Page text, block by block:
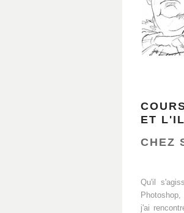
ET
CHEZ
Qu'il
j'ai